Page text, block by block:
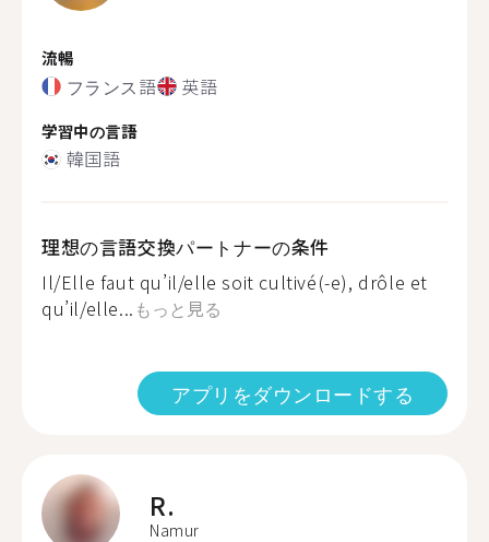
流暢
フランス語 英語
学習中の言語
韓国語
理想の言語交換パートナーの条件
Il/Elle faut qu’il/elle soit cultivé(-e), drôle et
qu’il/elle... もっと見る
アプリをダウンロードする
R.
Namur